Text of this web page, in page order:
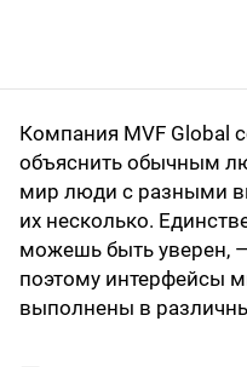
Компания MVF Global
объяснить обычным
мир люди с разными
их несколько.
можешь быть уверен,
поэтому интерфейсы
выполнены в